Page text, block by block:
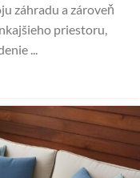
záhradu a zároveň
priestoru,
...